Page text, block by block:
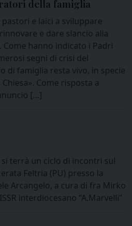
della famiglia
e laici a sviluppare
e dare slancio alla
hanno indicato i Padri
segni di crisi del
di famiglia resta vivo, in specie
Come risposta a
[…]
terrà un ciclo di incontri sul
Feltria (PU) presso la
Arcangelo, a cura di fra Mirko
interdiocesano “A.Marvelli”